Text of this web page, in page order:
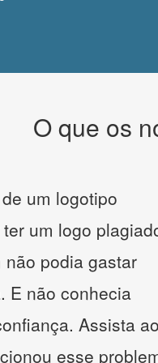
O que os
um logotipo
um logo
podia gastar
E não conhecia
Assista ao
esse